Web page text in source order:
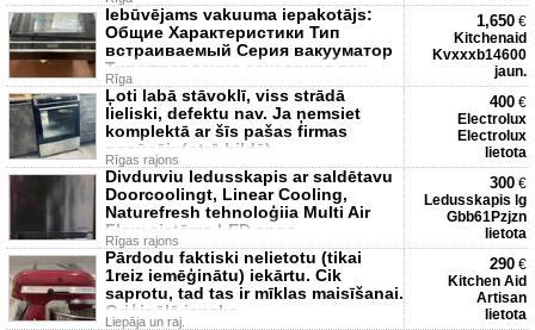
Iebūvējams vakuuma iepakotājs:
Общие Характеристики Тип
встраиваемый Серия вакууматор
Тип управления сенсорная пан
Rīga
1,650 €
Kitchenaid
Kvxxxb14600
jaun.
Ļoti labā stāvoklī, viss strādā
lieliski, defektu nav. Ja ņemsiet
komplektā ar šīs pašas firmas
nosūcēju(otrā bildē),
Rīgas rajons
400 €
Electrolux
Electrolux
lietota
Divdurviu ledusskapis ar saldētavu
Doorcoolingt, Linear Cooling,
Naturefresh tehnoloģiia Multi Air
Flow sistēma LED apqa
Rīgas rajons
300 €
Ledusskapis lg
Gbb61Pzjzn
lietota
Pārdodu faktiski nelietotu (tikai
1reiz iemēģinātu) iekārtu. Cik
saprotu, tad tas ir mīklas maisīšanai.
Oriģinālā iepako
Liepāja un raj.
290 €
Kitchen Aid
Artisan
lietota